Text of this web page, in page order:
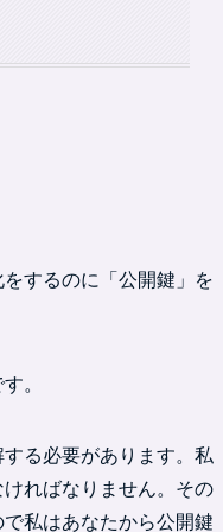
するのに「公開鍵」を
。
る必要があります。私
ればなりません。その
私はあなたから公開鍵